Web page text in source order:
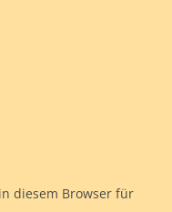
diesem Browser für